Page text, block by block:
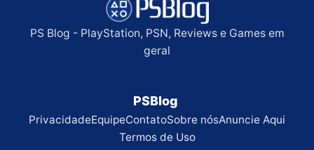
PS Blog - PlayStation, PSN, Reviews e Games em
geral
PSBlog
PrivacidadeEquipeContatoSobre nósAnuncie Aqui
Termos de Uso